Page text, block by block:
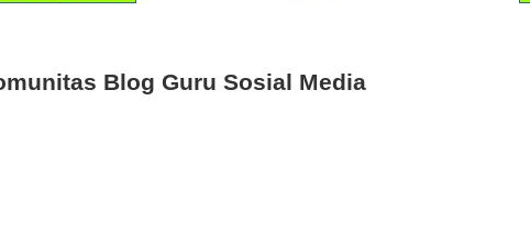
Blog Guru Sosial Media